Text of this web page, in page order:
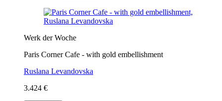
Werk der Woche
Paris Corner Cafe - with gold embellishment
Ruslana Levandovska
3.424 €